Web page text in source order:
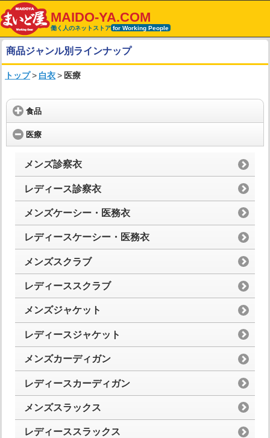
MAIDO-YA.COM
働く人のネットストア for Working People
商品ジャンル別ラインナップ
トップ> 白衣> 医療
食品
医療
メンズ診察衣
レディース診察衣
メンズケーシー・医務衣
レディースケーシー・医務衣
メンズスクラブ
レディーススクラブ
メンズジャケット
レディースジャケット
メンズカーディガン
レディースカーディガン
メンズスラックス
レディーススラックス